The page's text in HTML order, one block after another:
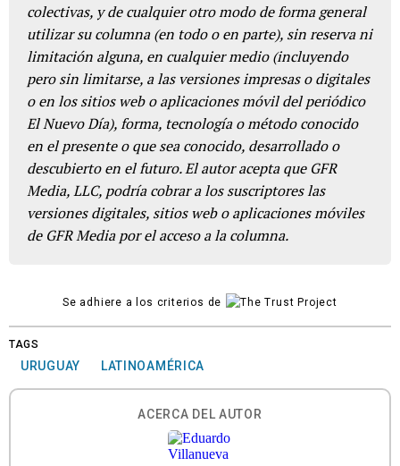
colectivas, y de cualquier otro modo de forma general
utilizar su columna (en todo o en parte), sin reserva ni
limitación alguna, en cualquier medio (incluyendo
pero sin limitarse, a las versiones impresas o digitales
o en los sitios web o aplicaciones móvil del periódico
El Nuevo Día), forma, tecnología o método conocido
en el presente o que sea conocido, desarrollado o
descubierto en el futuro. El autor acepta que GFR
Media, LLC, podría cobrar a los suscriptores las
versiones digitales, sitios web o aplicaciones móviles
de GFR Media por el acceso a la columna.
Se adhiere a los criterios de
TAGS
URUGUAY LATINOAMÉRICA
ACERCA DEL AUTOR